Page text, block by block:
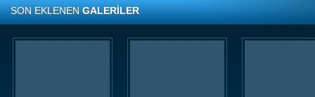
SON EKLENENGALERİLER